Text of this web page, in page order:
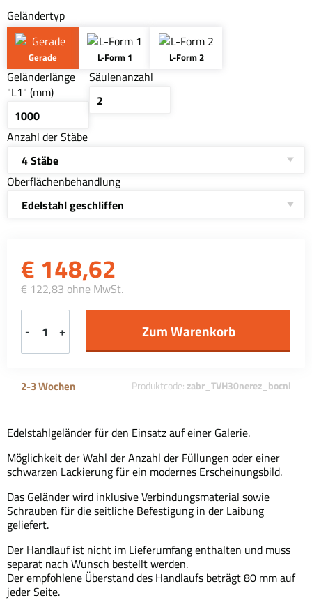
Geländertyp
Gerade L-Form 1 L-Form 2
Geländerlänge
"L1" (mm)
Säulenanzahl
Anzahl der Stäbe
4 Stäbe
Oberflächenbehandlung
Edelstahl geschliffen
€ 148,62
€ 122,83 ohne MwSt.
- +
2-3 Wochen Produktcode: zabr_TVH30nerez_bocni
Edelstahlgeländer für den Einsatz auf einer Galerie.
Möglichkeit der Wahl der Anzahl der Füllungen oder einer
schwarzen Lackierung für ein modernes Erscheinungsbild.
Das Geländer wird inklusive Verbindungsmaterial sowie
Schrauben für die seitliche Befestigung in der Laibung
geliefert.
Der Handlauf ist nicht im Lieferumfang enthalten und muss
separat nach Wunsch bestellt werden.
Der empfohlene Überstand des Handlaufs beträgt 80 mm auf
jeder Seite.